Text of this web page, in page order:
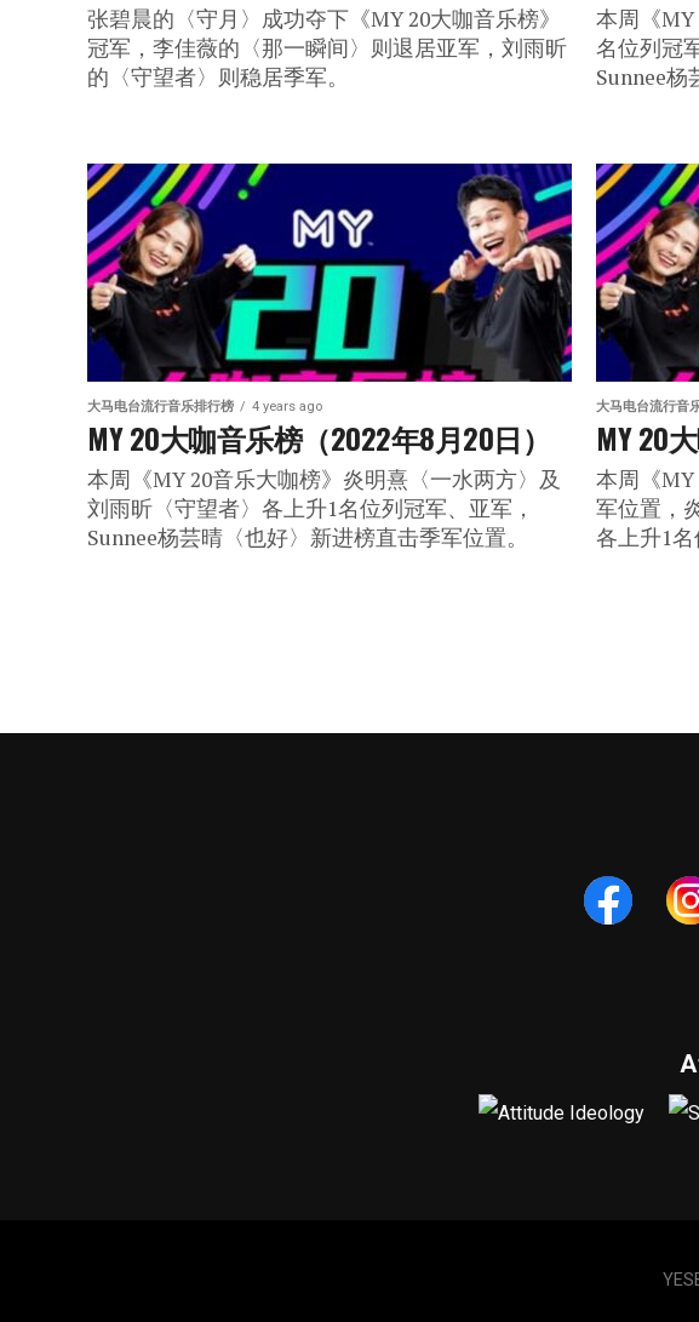
张碧晨的〈守月〉成功夺下《MY 20大咖音乐榜》
冠军，李佳薇的〈那一瞬间〉则退居亚军，刘雨昕
的〈守望者〉则稳居季军。
本周《
名位列冠
Sunnee杨
大马电台流行音乐排行榜 4 years ago
MY 20大咖音乐榜（2022年8月20日）
本周《MY 20音乐大咖榜》炎明熹〈一水两方〉及
刘雨昕〈守望者〉各上升1名位列冠军、亚军，
Sunnee杨芸晴〈也好〉新进榜直击季军位置。
大马电台流行音
MY 20
本周《
军位置，
各上升1名